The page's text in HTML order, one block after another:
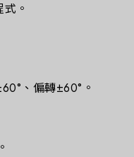
。
、偏轉±60°。